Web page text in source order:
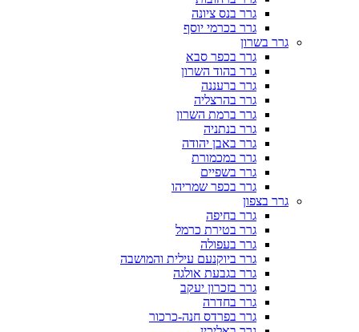
גרר בנס ציונה
גרר בכרמי יוסף
גרר בשרון
גרר בכפר סבא
גרר בהוד השרון
גרר ברעננה
גרר בהרצליה
גרר ברמת השרון
גרר בנתניה
גרר באבן יהודה
גרר במכמורת
גרר בשפיים
גרר בכפר שמריהו
גרר בצפון
גרר בחיפה
גרר בטירת כרמל
גרר בעפולה
גרר ביוקנעם עילית והמושבה
גרר בגבעת אולגה
גרר בזכרון יעקב
גרר בחדרה
גרר בפרדס חנה-כרכור